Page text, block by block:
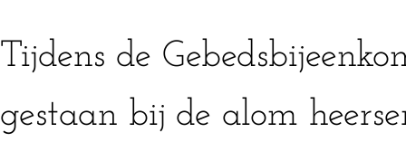
Tijdens de
gestaan bij de alom